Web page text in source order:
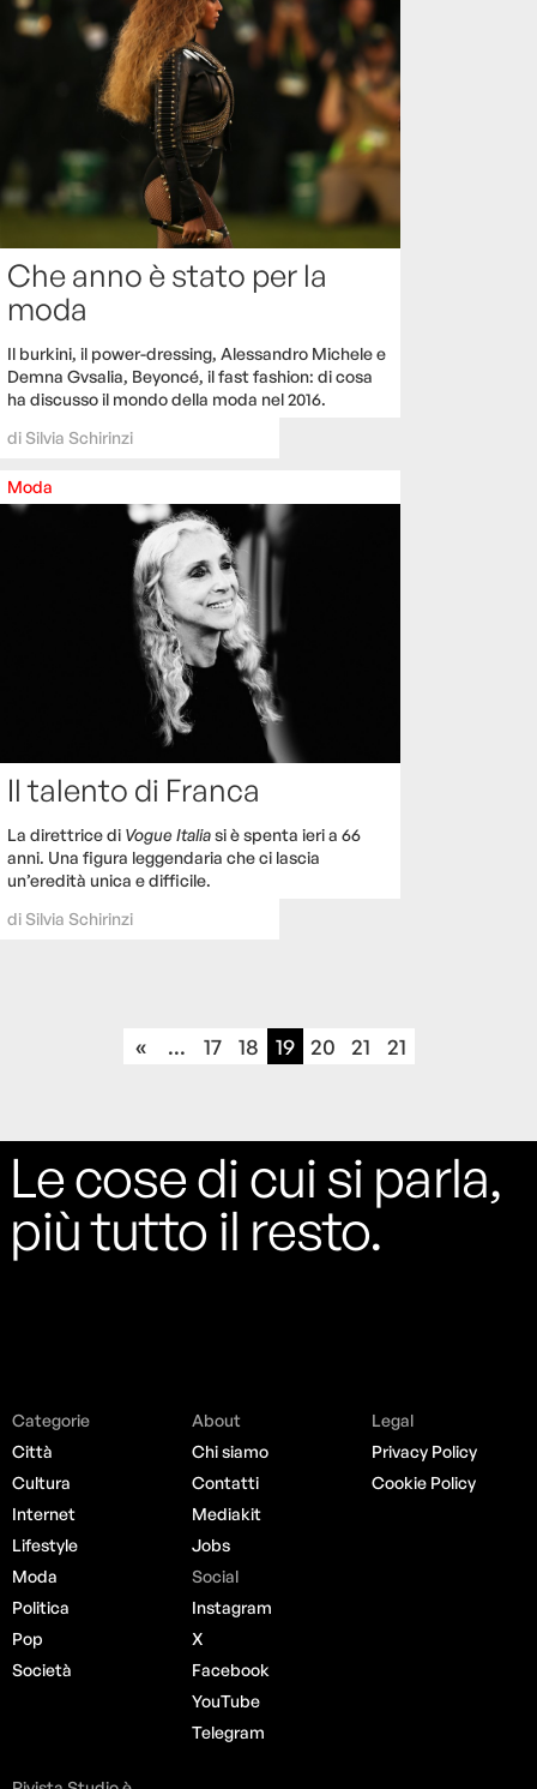
Che anno è stato per la
moda
Il burkini, il power-dressing, Alessandro Michele e
Demna Gvsalia, Beyoncé, il fast fashion: di cosa
ha discusso il mondo della moda nel 2016.
diSilvia Schirinzi
Moda
Il talento di Franca
La direttrice di Vogue Italiasi è spenta ieri a 66
anni. Una figura leggendaria che ci lascia
un’eredità unica e difficile.
diSilvia Schirinzi
« ... 17 18 19 20 21 21
Le cose di cui si parla,
più tutto il resto.
Categorie
Città
Cultura
Internet
Lifestyle
Moda
Politica
Pop
Società
About
Chi siamo
Contatti
Mediakit
Jobs
Social
Instagram
X
Facebook
YouTube
Telegram
Legal
Privacy Policy
Cookie Policy